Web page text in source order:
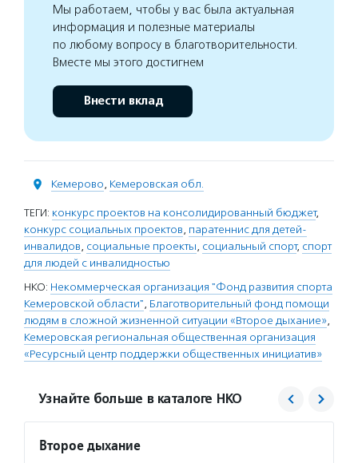
Мы работаем, чтобы у вас была актуальная
информация и полезные материалы
по любому вопросу в благотворительности.
Вместе мы этого достигнем
Внести вклад
Кемерово, Кемеровская обл.
ТЕГИ: конкурс проектов на консолидированный бюджет,
конкурс социальных проектов, паратеннис для детей-
инвалидов, социальные проекты, социальный спорт, спорт
для людей с инвалидностью
НКО: Некоммерческая организация "Фонд развития спорта
Кемеровской области", Благотворительный фонд помощи
людям в сложной жизненной ситуации «Второе дыхание»,
Кемеровская региональная общественная организация
«Ресурсный центр поддержки общественных инициатив»
Узнайте больше в каталоге НКО
Второе дыхание